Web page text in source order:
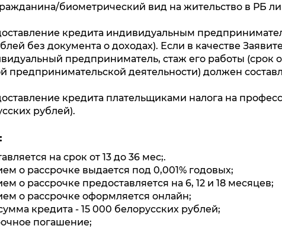
биометрический вид на жительство в РБ
кредита индивидуальным
без документа о доходах). Если в качестве
предприниматель, стаж его работы (срок
предпринимательской деятельности) должен
кредита плательщиками налога на
рублей).
на срок от 13 до 36 мес;.
о рассрочке выдается под 0,001% годовых;
о рассрочке предоставляется на 6, 12 и 18 месяцев;
о рассрочке оформляется онлайн;
кредита - 15 000 белорусских рублей;
погашение;